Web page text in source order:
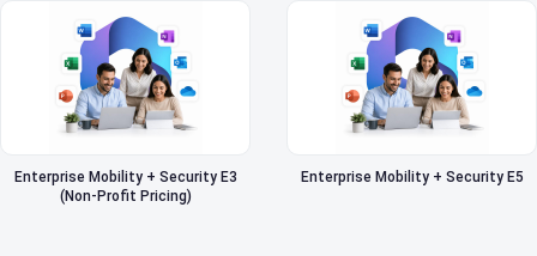
Enterprise Mobility + Security E3
(Non-Profit Pricing)
Enterprise Mobility + Security E5